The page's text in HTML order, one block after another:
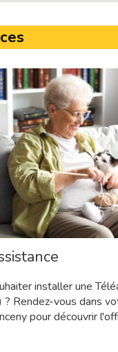
installer une
Rendez-vous dans
pour découvrir